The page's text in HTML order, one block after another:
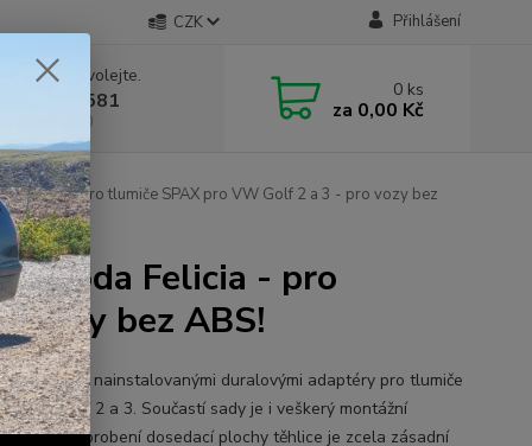
CZK Přihlášení
rady? Zavolejte.
411 581
9:00 - 17:00
0 ks
za 0,00 Kč
Felicia - pro tlumiče SPAX pro VW Golf 2 a 3 - pro vozy bez
Škoda Felicia - pro
vozy bez ABS!
těhlice s nainstalovanými duralovými adaptéry pro tlumiče
VW Golf 2 a 3. Součastí sady je i veškerý montážní
Přesné obrobení dosedací plochy těhlice je zcela zásadní